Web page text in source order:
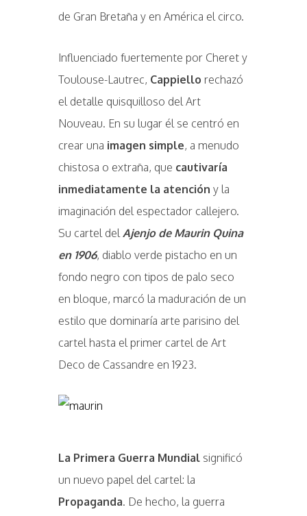
de Gran Bretaña y en América el circo.
Influenciado fuertemente por Cheret y
Toulouse-Lautrec, Cappiello rechazó
el detalle quisquilloso del Art
Nouveau. En su lugar él se centró en
crear una imagen simple, a menudo
chistosa o extraña, que cautivaría
inmediatamente la atención y la
imaginación del espectador callejero.
Su cartel delAjenjo de Maurin Quina
en 1906, diablo verde pistacho en un
fondo negro con tipos de palo seco
en bloque, marcó la maduración de un
estilo que dominaría arte parisino del
cartel hasta el primer cartel de Art
Deco de Cassandre en 1923.
La Primera Guerra Mundial significó
un nuevo papel del cartel: la
Propaganda. De hecho, la guerra